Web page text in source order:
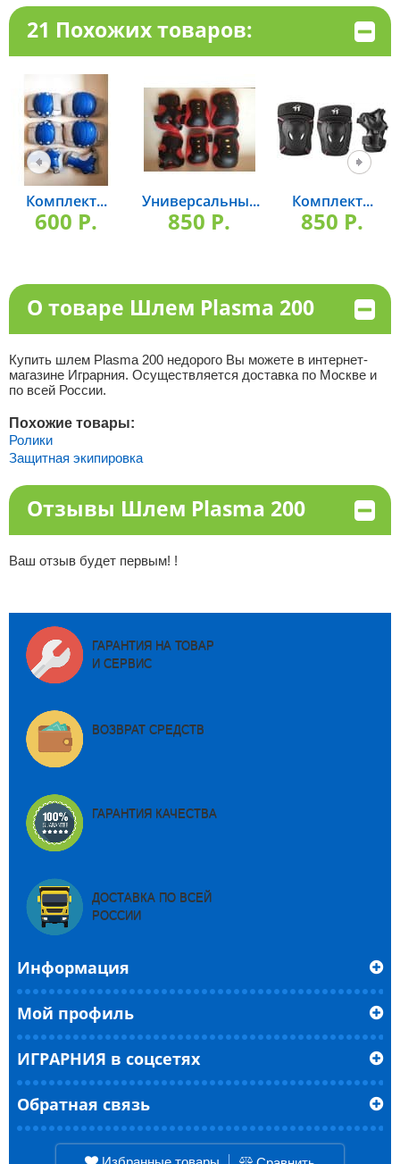
21 Похожих товаров:
Комплект...
600 P.
Универсальны...
850 P.
Комплект...
850 P.
О товаре Шлем Plasma 200
Купить шлем Plasma 200 недорого Вы можете в интернет-
магазине Играрния. Осуществляется доставка по Москве и
по всей России.
Похожие товары:
Ролики
Защитная экипировка
Отзывы Шлем Plasma 200
Ваш отзыв будет первым! !
ГАРАНТИЯ НА ТОВАР
И СЕРВИС
ВОЗВРАТ СРЕДСТВ
ГАРАНТИЯ КАЧЕСТВА
ДОСТАВКА ПО ВСЕЙ
РОССИИ
Информация
Мой профиль
ИГРАРНИЯ в соцсетях
Обратная связь